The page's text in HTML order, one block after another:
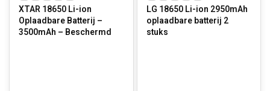
XTAR 18650 Li-ion
Oplaadbare Batterij –
3500mAh – Beschermd
LG 18650 Li-ion 2950mAh
oplaadbare batterij 2
stuks